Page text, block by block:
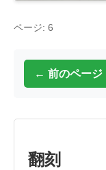
ページ: 6
← 前のページ
翻刻